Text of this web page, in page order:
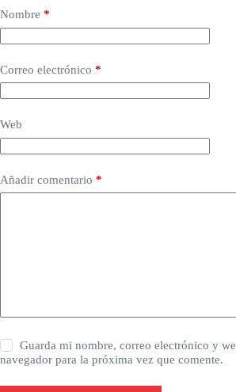
Nombre *
Correo electrónico *
Web
Añadir comentario *
Guarda mi nombre, correo electrónico y
navegador para la próxima vez que comente.